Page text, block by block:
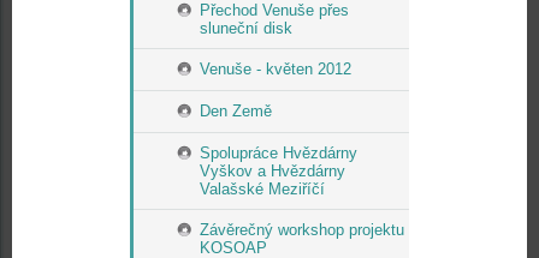
Přechod Venuše přes
sluneční disk
Venuše - květen 2012
Den Země
Spolupráce Hvězdárny
Vyškov a Hvězdárny
Valašské Meziříčí
Závěrečný workshop projektu
KOSOAP